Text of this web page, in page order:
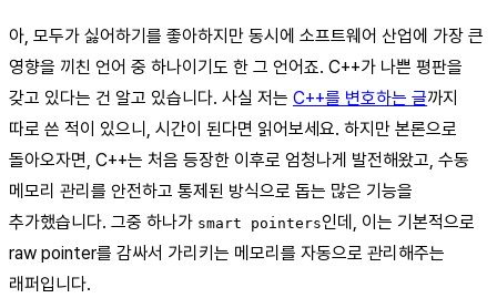
아, 모두가 싫어하기를 좋아하지만 동시에 소프트웨어 산업에 가장 큰
영향을 끼친 언어 중 하나이기도 한 그 언어죠. C++가 나쁜 평판을
갖고 있다는 건 알고 있습니다. 사실 저는 C++를 변호하는 글까지
따로 쓴 적이 있으니, 시간이 된다면 읽어보세요. 하지만 본론으로
돌아오자면, C++는 처음 등장한 이후로 엄청나게 발전해왔고, 수동
메모리 관리를 안전하고 통제된 방식으로 돕는 많은 기능을
추가했습니다. 그중 하나가 smart pointers인데, 이는 기본적으로
raw pointer를 감싸서 가리키는 메모리를 자동으로 관리해주는
래퍼입니다.